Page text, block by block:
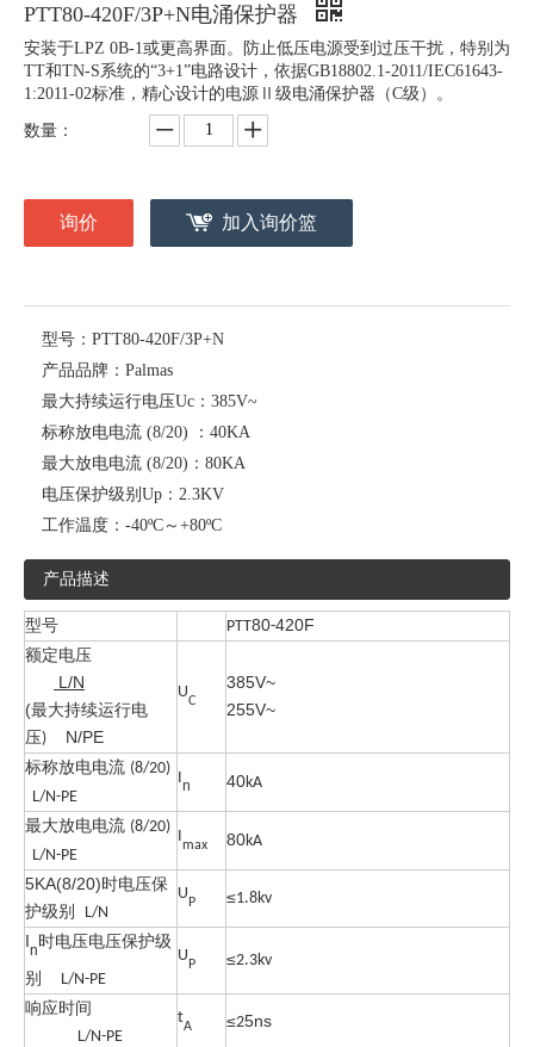
PTT80-420F/3P+N电涌保护器
安装于LPZ 0B-1或更高界面。防止低压电源受到过压干扰，特别为
TT和TN-S系统的“3+1”电路设计，依据GB18802.1-2011/IEC61643-
1:2011-02标准，精心设计的电源Ⅱ级电涌保护器（C级）。
数量：
询价 加入询价篮
型号： PTT80-420F/3P+N
产品品牌： Palmas
最大持续运行电压Uc： 385V~
标称放电电流 (8/20) ： 40KA
最大放电电流 (8/20)： 80KA
电压保护级别Up： 2.3KV
工作温度： -40ºC～+80ºC
产品描述
型号 PTT80-420F
额定电压
L/N
(最大持续运行电
压) N/PE
U
C
385V~
255V~
标称放电电流 (8/20)
L/N-PE
In 40kA
最大放电电流 (8/20)
L/N-PE
I
max 80kA
5KA(8/20)时电压保
护级别 L/N
U
P ≤1.8kv
In时电压电压保护级
别 L/N-PE
U
P ≤2.3kv
响应时间
L/N-PE
t
A ≤25ns